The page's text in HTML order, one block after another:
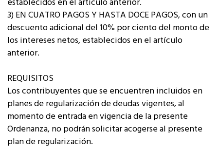
establecidos en el artículo anterior.
3) EN CUATRO PAGOS Y HASTA DOCE PAGOS, con un
descuento adicional del 10% por ciento del monto de
los intereses netos, establecidos en el artículo
anterior.
REQUISITOS
Los contribuyentes que se encuentren incluidos en
planes de regularización de deudas vigentes, al
momento de entrada en vigencia de la presente
Ordenanza, no podrán solicitar acogerse al presente
plan de regularización.